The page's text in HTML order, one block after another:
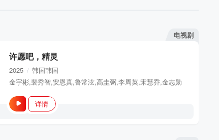
电视剧
许愿吧，精灵
2025 / 韩国韩国
金宇彬,裴秀智,安恩真,鲁常泫,高圭弼,李周英,宋慧乔,金志勋
详情